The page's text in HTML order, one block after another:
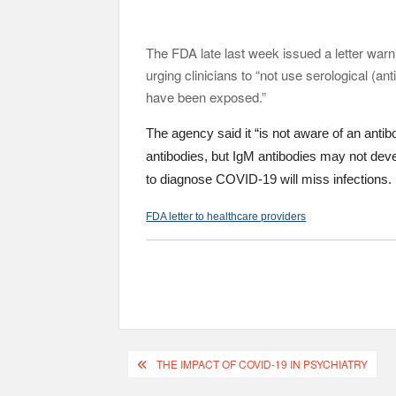
The FDA late last week issued a letter
urging clinicians to “not use serological
have been exposed.”
The agency said it “is not aware of an
antibodies, but IgM antibodies may not
to diagnose COVID-19 will miss infections.
FDA letter to healthcare providers
THE IMPACT OF COVID-19 IN PSYCHIATRY